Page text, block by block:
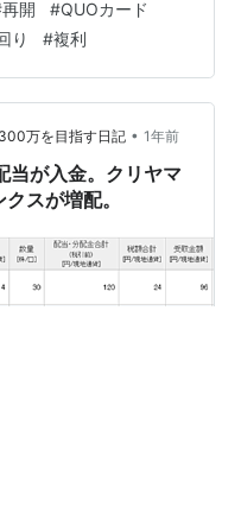
るとのこと。 クリヤマ
有。 取得額での配当
利回りは11.72％とな
ない銘柄の優待再開が
再開 #QUOカード
り #複利
万を目指す日記 • 1年前
が入金。クリヤマ
スが増配。